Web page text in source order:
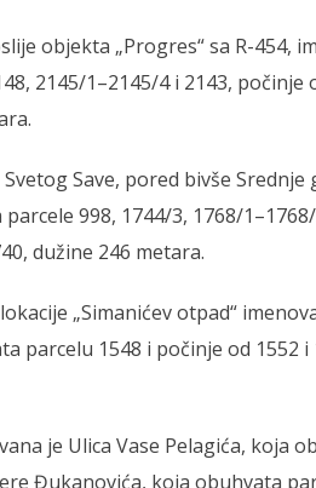
objekta „Progres“ sa R-454,
2145/1–2145/4 i 2143, počinje
Save, pored bivše
998, 1744/3, 1768/
dužine 246 metara.
„Simanićev otpad“
parcelu 1548 i počinje od 1552 i
je Ulica Vase Pelagića, koja
Đukanovića, koja obuhvata